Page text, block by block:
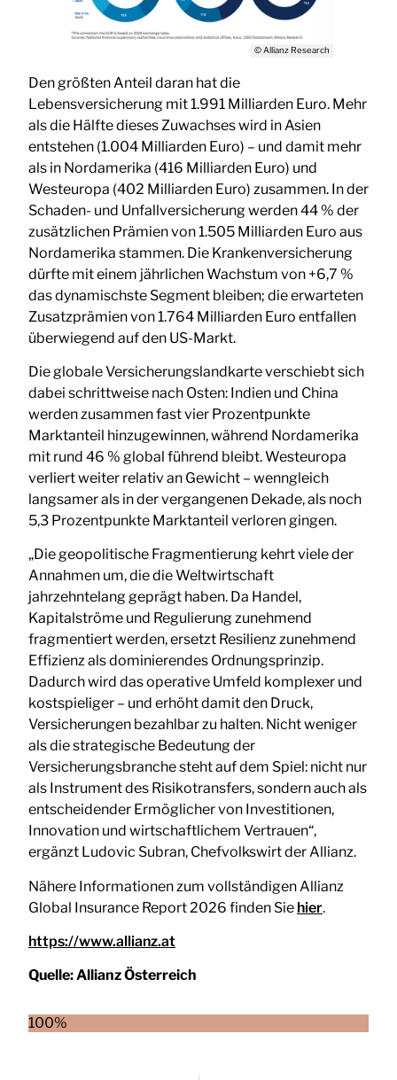
© Allianz Research
Den größten Anteil daran hat die
Lebensversicherung mit 1.991 Milliarden Euro. Mehr
als die Hälfte dieses Zuwachses wird in Asien
entstehen (1.004 Milliarden Euro) – und damit mehr
als in Nordamerika (416 Milliarden Euro) und
Westeuropa (402 Milliarden Euro) zusammen. In der
Schaden- und Unfallversicherung werden 44 % der
zusätzlichen Prämien von 1.505 Milliarden Euro aus
Nordamerika stammen. Die Krankenversicherung
dürfte mit einem jährlichen Wachstum von +6,7 %
das dynamischste Segment bleiben; die erwarteten
Zusatzprämien von 1.764 Milliarden Euro entfallen
überwiegend auf den US-Markt.
Die globale Versicherungslandkarte verschiebt sich
dabei schrittweise nach Osten: Indien und China
werden zusammen fast vier Prozentpunkte
Marktanteil hinzugewinnen, während Nordamerika
mit rund 46 % global führend bleibt. Westeuropa
verliert weiter relativ an Gewicht – wenngleich
langsamer als in der vergangenen Dekade, als noch
5,3 Prozentpunkte Marktanteil verloren gingen.
„Die geopolitische Fragmentierung kehrt viele der
Annahmen um, die die Weltwirtschaft
jahrzehntelang geprägt haben. Da Handel,
Kapitalströme und Regulierung zunehmend
fragmentiert werden, ersetzt Resilienz zunehmend
Effizienz als dominierendes Ordnungsprinzip.
Dadurch wird das operative Umfeld komplexer und
kostspieliger – und erhöht damit den Druck,
Versicherungen bezahlbar zu halten. Nicht weniger
als die strategische Bedeutung der
Versicherungsbranche steht auf dem Spiel: nicht nur
als Instrument des Risikotransfers, sondern auch als
entscheidender Ermöglicher von Investitionen,
Innovation und wirtschaftlichem Vertrauen“,
ergänzt Ludovic Subran, Chefvolkswirt der Allianz.
Nähere Informationen zum vollständigen Allianz
Global Insurance Report 2026 finden Sie hier.
https://www.allianz.at
Quelle:Allianz Österreich
100%